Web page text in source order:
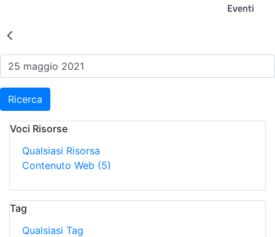
Eventi
Risultati della Ricerca -
Ricerca
Voci Risorse
Qualsiasi Risorsa
Contenuto Web (5)
Tag
Qualsiasi Tag